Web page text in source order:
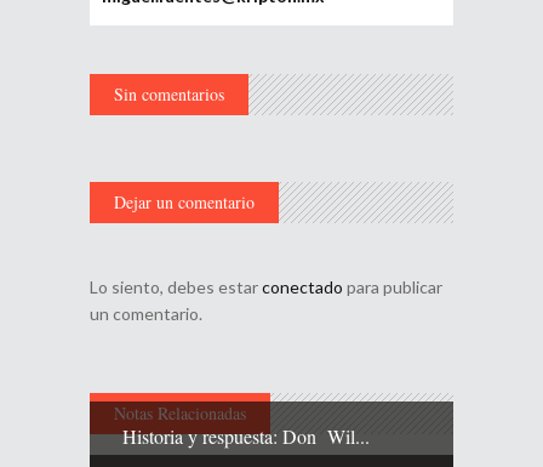
Sin comentarios
Dejar un comentario
Lo siento, debes estarconectado para publicar
un comentario.
Notas Relacionadas
Historia y respuesta: Don Wil...